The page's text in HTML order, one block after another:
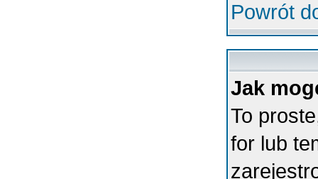
Powrót
Jak
To
for lub